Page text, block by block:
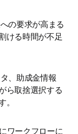
の要求が高まる
ける時間が不足
、助成金情報
ら取捨選択する
ワークフローに